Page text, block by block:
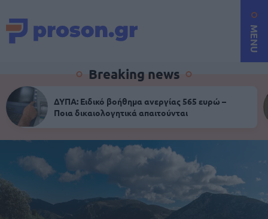
MENU
Breaking news
ΔΥΠΑ: Ειδικό βοήθημα ανεργίας 565 ευρώ –
Ποια δικαιολογητικά απαιτούνται